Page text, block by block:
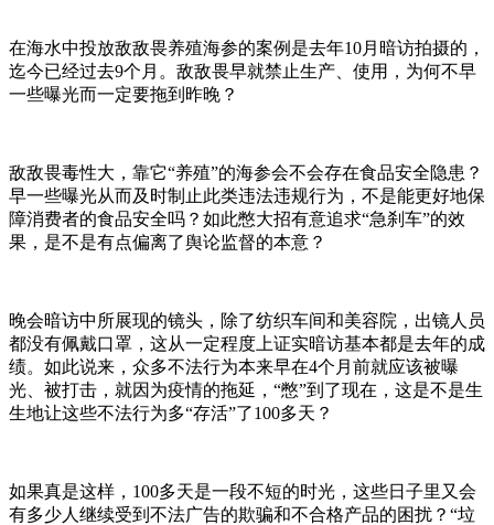
在海水中投放敌敌畏养殖海参的案例是去年10月暗访拍摄的，
迄今已经过去9个月。敌敌畏早就禁止生产、使用，为何不早
一些曝光而一定要拖到昨晚？
敌敌畏毒性大，靠它“养殖”的海参会不会存在食品安全隐患？
早一些曝光从而及时制止此类违法违规行为，不是能更好地保
障消费者的食品安全吗？如此憋大招有意追求“急刹车”的效
果，是不是有点偏离了舆论监督的本意？
晚会暗访中所展现的镜头，除了纺织车间和美容院，出镜人员
都没有佩戴口罩，这从一定程度上证实暗访基本都是去年的成
绩。如此说来，众多不法行为本来早在4个月前就应该被曝
光、被打击，就因为疫情的拖延，“憋”到了现在，这是不是生
生地让这些不法行为多“存活”了100多天？
如果真是这样，100多天是一段不短的时光，这些日子里又会
有多少人继续受到不法广告的欺骗和不合格产品的困扰？“垃